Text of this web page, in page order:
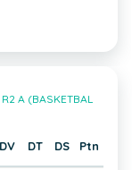
R2 A (BASKETBAL
DV DT DS Ptn